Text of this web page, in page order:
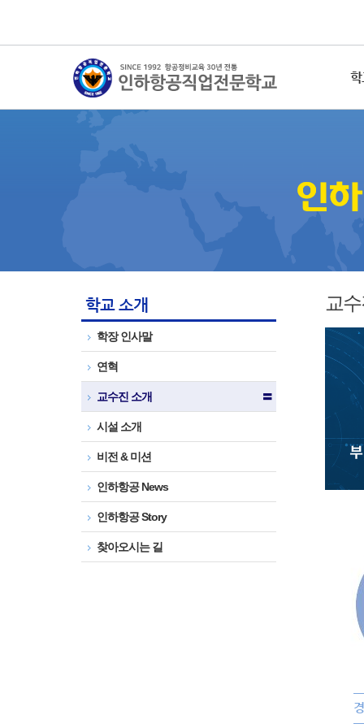
학
학교 소개
학장 인사말
연혁
교수진 소개 〓
시설 소개
비전 & 미션
인하항공 News
인하항공 Story
찾아오시는 길
교